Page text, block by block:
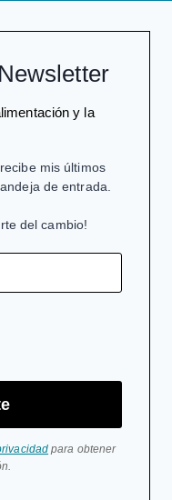
y la
mis últimos
de entrada.
del cambio!
para obtener